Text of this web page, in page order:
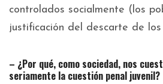
controlados socialmente (los
justificación del descarte de los
– ¿Por qué, como sociedad, nos
seriamente la cuestión penal juvenil?